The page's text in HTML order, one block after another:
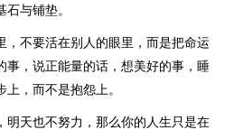
与铺垫。
，不要活在别人的眼里，而是把命运
事，说正能量的话，想美好的事，睡
，而不是抱怨上。
明天也不努力，那么你的人生只是在